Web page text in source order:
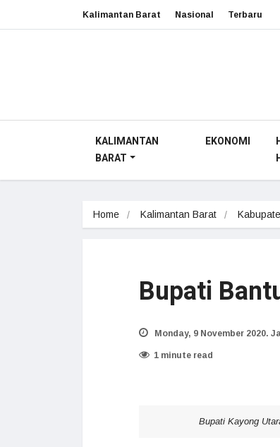
Kalimantan Barat Nasional Terbaru
KALIMANTAN
BARAT
EKONOMI
Home Kalimantan Barat
Bupati
Monday, 9 November 2020.
1 minute read
Bupati Kayong